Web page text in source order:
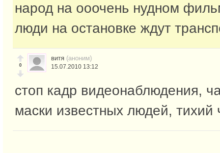
народ на ооочень нудном
люди на остановке ждут
0
витя (аноним)
15.07.2010 13:12
стоп кадр видеонаблюдения,
маски известных людей, тихий